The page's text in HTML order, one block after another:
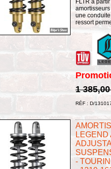
FLTR à
une
ressort
1
RÉF : D/
LEGEND
-